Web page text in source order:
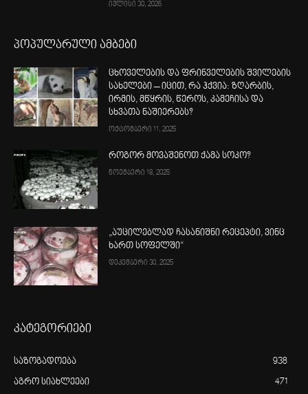
ივლისი 30, 2026
პოპულარული ამბები
ცხოველების და ფრინველების შვილების
სახელები – იცით, რა ჰქვია: ზღარბის,
ირმის, მწყრის, წეროს, კამეჩისა და
სხვათა ნაშიერებს?
ოქტომბერი 11, 2025
როგორ მოვაშენოთ ქამა სოკო?
ნოემბერი 18, 2025
„აუცილებლად ჩასანიშნი რეცეპტი, ვინც
ხართ სოფელში“
დეკემბერი 30, 2025
კატეგორიები
საზოგადოება 938
აგრო სიახლეები 471